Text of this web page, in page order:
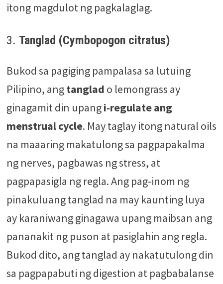
itong magdulot ng pagkalaglag.
3. Tanglad (Cymbopogon citratus)
Bukod sa pagiging pampalasa sa lutuing
Pilipino, angtanglad o lemongrass ay
ginagamit din upangi-regulate ang
menstrual cycle. May taglay itong natural oils
na maaaring makatulong sa pagpapakalma
ng nerves, pagbawas ng stress, at
pagpapasigla ng regla. Ang pag-inom ng
pinakuluang tanglad na may kaunting luya
ay karaniwang ginagawa upang maibsan ang
pananakit ng puson at pasiglahin ang regla.
Bukod dito, ang tanglad ay nakatutulong din
sa pagpapabuti ng digestion at pagbabalanse